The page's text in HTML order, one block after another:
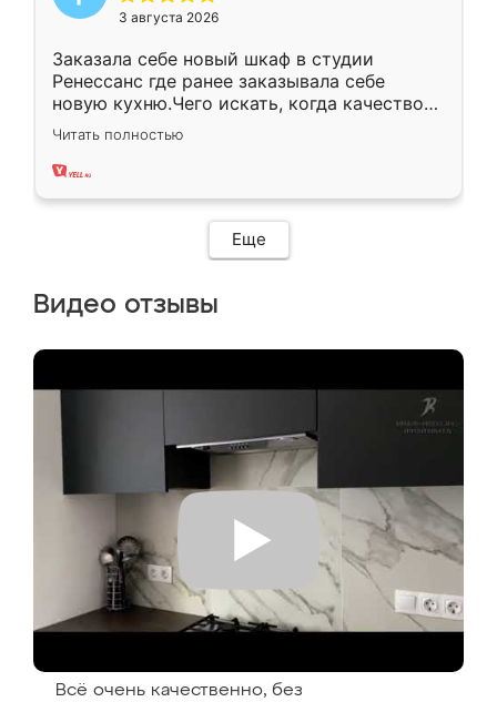
3 августа 2026
Заказала себе новый шкаф в студии
Ренессанс где ранее заказывала себе
новую кухню.Чего искать, когда качеством
вполне довольна. Служит кухня уже почти
два года, нареканий нет.
Читать полностью
Еще
Видео отзывы
Всё очень качественно, без